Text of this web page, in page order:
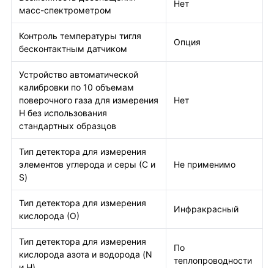
масс-спектрометром
Нет
Контроль температуры тигля
бесконтактным датчиком
Опция
Устройство автоматической
калибровки по 10 объемам
поверочного газа для измерения
H без использования
стандартных образцов
Нет
Тип детектора для измерения
элементов углерода и серы (С и
S)
Не применимо
Тип детектора для измерения
кислорода (О)
Инфракрасный
Тип детектора для измерения
кислорода азота и водорода (N
По
теплопроводности